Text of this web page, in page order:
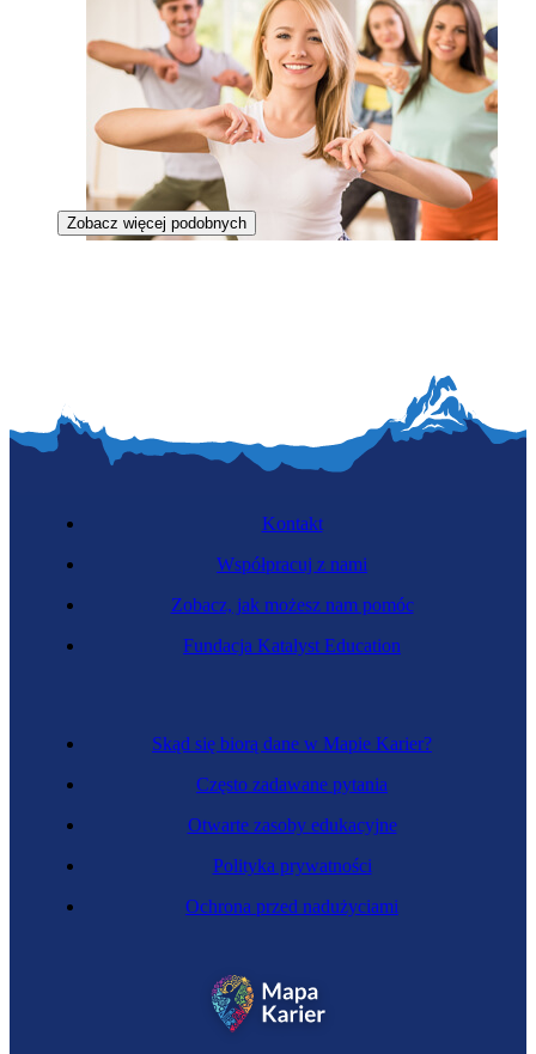
Instruktorka fitness
Przewodniczka turystyczna
Zobacz więcej podobnych
Skąd się biorą dane w Mapie Karier?
Często zadawane pytania
Otwarte zasoby edukacyjne
Polityka prywatności
Ochrona przed nadużyciami
Kontakt
Współpracuj z nami
Zobacz, jak możesz nam pomóc
Fundacja Katalyst Education